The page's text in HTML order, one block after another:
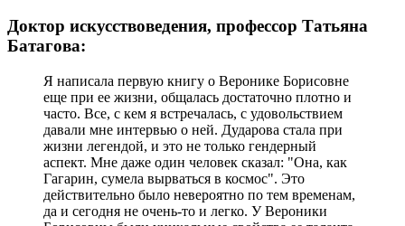
Доктор искусствоведения, профессор Татьяна
Батагова:
Я написала первую книгу о Веронике Борисовне
еще при ее жизни, общалась достаточно плотно и
часто. Все, с кем я встречалась, с удовольствием
давали мне интервью о ней. Дударова стала при
жизни легендой, и это не только гендерный
аспект. Мне даже один человек сказал: "Она, как
Гагарин, сумела вырваться в космос". Это
действительно было невероятно по тем временам,
да и сегодня не очень-то и легко. У Вероники